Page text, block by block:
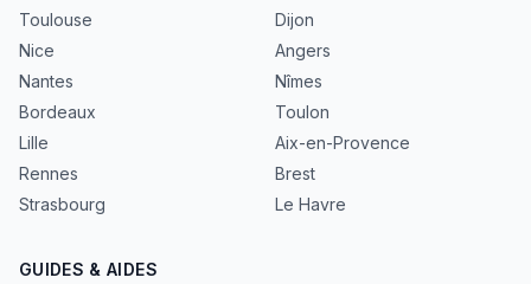
Toulouse
Nice
Nantes
Bordeaux
Lille
Rennes
Strasbourg
Dijon
Angers
Nîmes
Toulon
Aix-en-Provence
Brest
Le Havre
GUIDES & AIDES